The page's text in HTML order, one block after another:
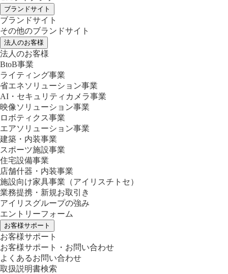
ブランドサイト
ブランドサイト
その他のブランドサイト
法人のお客様
法人のお客様
BtoB事業
ライティング事業
省エネソリューション事業
AI・セキュリティカメラ事業
映像ソリューション事業
ロボティクス事業
エアソリューション事業
建築・内装事業
スポーツ施設事業
住宅設備事業
店舗什器・内装事業
施設向け家具事業 （アイリスチトセ）
業務提携・新規お取引き
アイリスグループの強み
エントリーフォーム
お客様サポート
お客様サポート
お客様サポート・お問い合わせ
よくあるお問い合わせ
取扱説明書検索